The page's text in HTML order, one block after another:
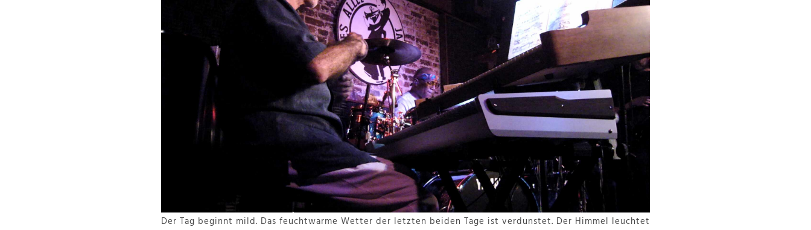
Der Tag beginnt mild. Das feuchtwarme Wetter der letzten beiden Tage ist verdunstet. Der Himmel leuchtet